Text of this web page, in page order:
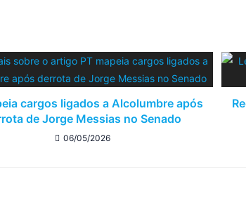
cargos ligados a Alcolumbre após
de Jorge Messias no Senado
06/05/2026